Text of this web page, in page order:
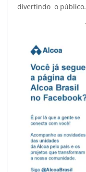
divertindo o público.